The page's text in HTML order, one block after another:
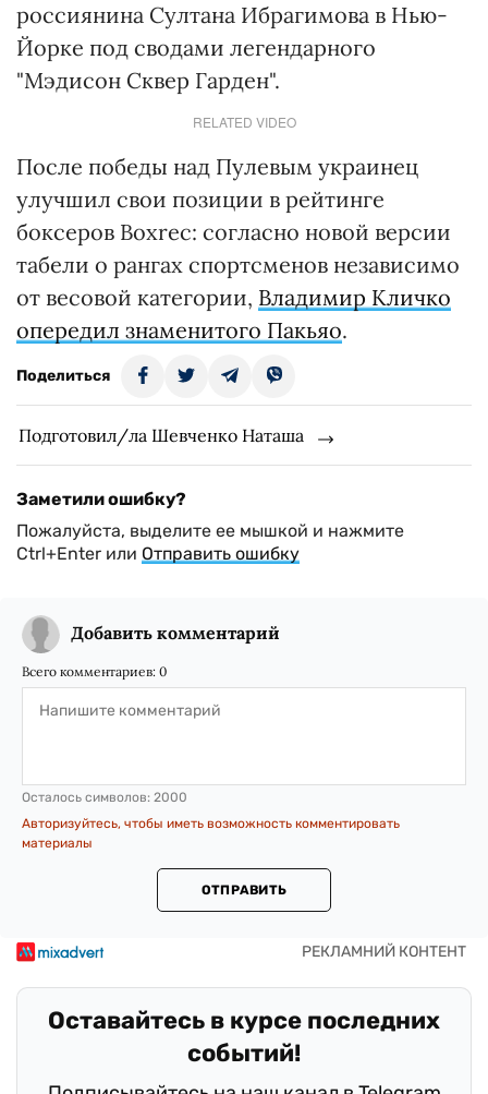
россиянина Султана Ибрагимова в Нью-
Йорке под сводами легендарного
"Мэдисон Сквер Гарден".
RELATED VIDEO
После победы над Пулевым украинец
улучшил свои позиции в рейтинге
боксеров Boxrec: согласно новой версии
табели о рангах спортсменов независимо
от весовой категории, Владимир Кличко
опередил знаменитого Пакьяо.
Поделиться
Подготовил/ла Шевченко Наташа
Заметили ошибку?
Пожалуйста, выделите ее мышкой и нажмите
Ctrl+Enter или Отправить ошибку
Добавить комментарий
Всего комментариев: 0
Осталось символов: 2000
Авторизуйтесь, чтобы иметь возможность комментировать
материалы
ОТПРАВИТЬ
Оставайтесь в курсе последних
событий!